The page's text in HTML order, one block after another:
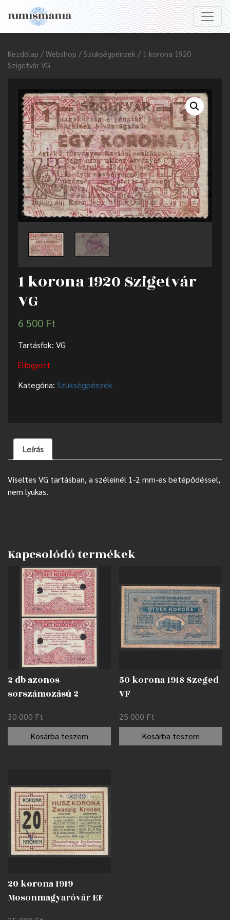
Kezdőlap / Webshop / Szükségpénzek / 1 korona 1920
Szigetvár VG
1 korona 1920 Szigetvár
VG
6 500 Ft
Tartásfok: VG
Elfogyott
Kategória: Szükségpénzek
Leírás
Viseltes VG tartásban, a széleinél 1-2 mm-es betépődéssel,
nem lyukas.
Kapcsolódó termékek
2 db azonos
sorszámozású 2
Kecskemét /
lyukasztással
érvénytelenítve AUNC
30 000 Ft
Kosárba teszem
50 korona 1918 Szeged
VF
25 000 Ft
Kosárba teszem
20 korona 1919
Mosonmagyaróvár EF